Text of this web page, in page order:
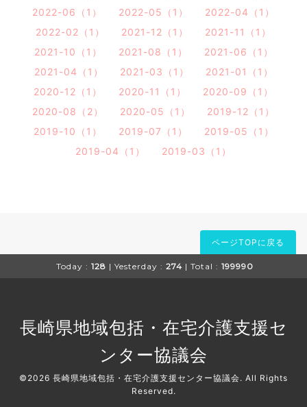
2022-06（1）
2022-05（1）
2022-04（1）
2022-02（1）
2021-12（1）
2021-11（1）
2021-10（1）
2021-08（1）
2021-06（1）
2021-04（1）
2021-03（1）
2021-01（1）
2020-12（1）
2020-11（1）
2020-09（1）
2020-08（2）
2020-05（1）
2019-12（1）
2019-10（1）
2019-07（1）
2019-05（1）
2019-04（1）
2019-03（1）
ページTOPに戻る
Today : 128 | Yesterday : 274 | Total : 199990
長崎県地域包括・在宅介護支援セ
ンター協議会
©2026 長崎県地域包括・在宅介護支援センター協議会. All Rights
Reserved.